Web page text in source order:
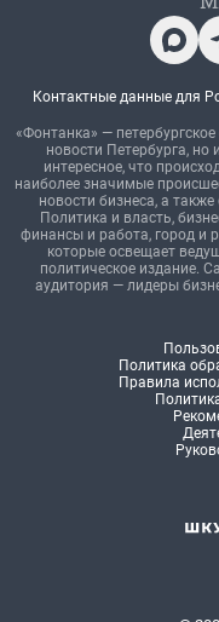
Контактные данные для
«Фонтанка» —
новости Петербурга, но
интересное, что
наиболее значимые
новости бизнеса, а
Политика и власть,
финансы и работа, город и
которые освещает
политическое издание.
аудитория — лидеры
Политика
Правила